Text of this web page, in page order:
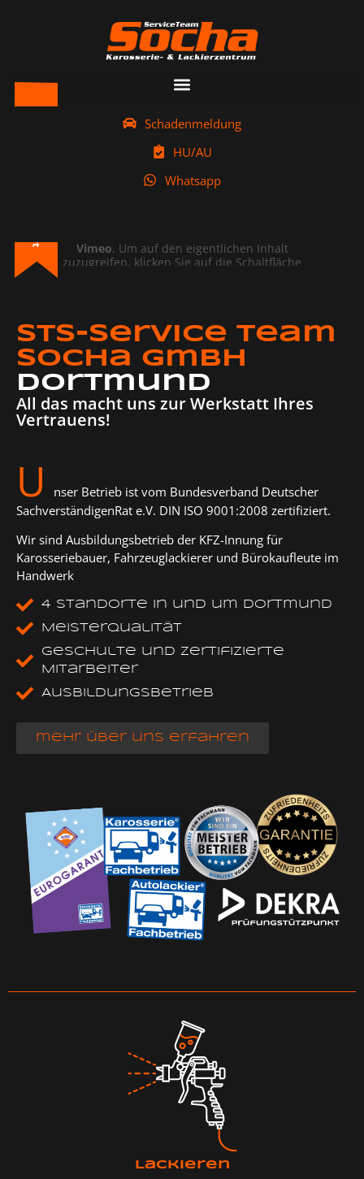
Schadenmeldung
HU/AU
Whatsapp
Vimeo. Um auf den eigentlichen Inhalt
zuzugreifen, klicken Sie auf die Schaltfläche
unten. Bitte beachten Sie, dass dabei Daten an
Inhalt entsperren
Erforderlichen Service akzeptieren und
Inhalte entsperren
STS-Service Team
Socha GmbH
Dortmund
All das macht uns zur Werkstatt Ihres
Vertrauens!
U
nser Betrieb ist vom Bundesverband Deutscher
SachverständigenRat e.V. DIN ISO 9001:2008 zertifiziert.
Wir sind Ausbildungsbetrieb der KFZ-Innung für
Karosseriebauer, Fahrzeuglackierer und Bürokaufleute im
Handwerk
4 Standorte in und um Dortmund
Meisterqualität
geschulte und zertifizierte
Mitarbeiter
Ausbildungsbetrieb
mehr über uns erfahren
Lackieren